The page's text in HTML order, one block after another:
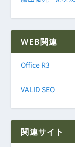
WEB関連
Office R3
VALID SEO
関連サイト